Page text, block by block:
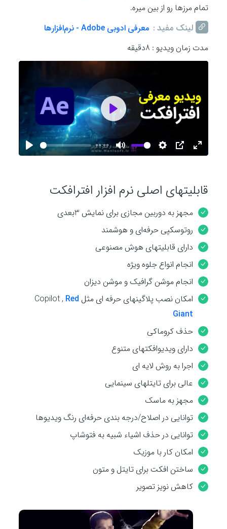
تمام مرزها رو از بین میره.
لینک مفید : معرفی ادوبی Adobe - نرم‌افزارها
مدت زمان ویدیو : 8دقیقه
P
00:00
M
e
S
i
g
s
P
P
E
e
r
f
u
l
l
s
c
e
n
P
l
y
قابلیتهای اصلی نرم افزار افترافکت
مجهز به دوربین مجازی برای نمایش 3بعدی
روتوسکپی حرفه‌ای و هوشمند
دارای قابلیتهای هوش مصنوعی
انجام انواع جلوه ویژه
انجام موشن گرافیک و موشن دیزان
امکان نصب پلاگینهای حرفه ای مثل Copilot , Red
Giant
حذف کروماکی
دارای ویدیوافکتهای متنوع
اجرا به روش لایه ای
عالی برای تایتلهای سینمایی
مجهز به ماسک
توانایی در اصلاح/درجه بندی حرفه‌ای رنگ ویدیوها
توانایی در حذف اشیاء شبیه به فتوشاپ
امکان کار با موزیک
ساختن افکت برای تایتل و متون
کاهش نویز تصویر